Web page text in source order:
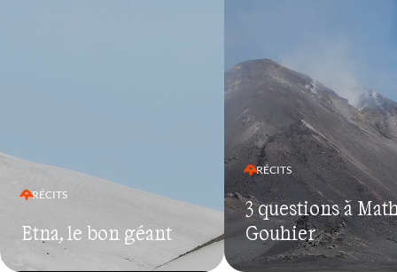
RÉCITS
Etna, le bon géant
RÉCITS
3 questions à
Gouhier